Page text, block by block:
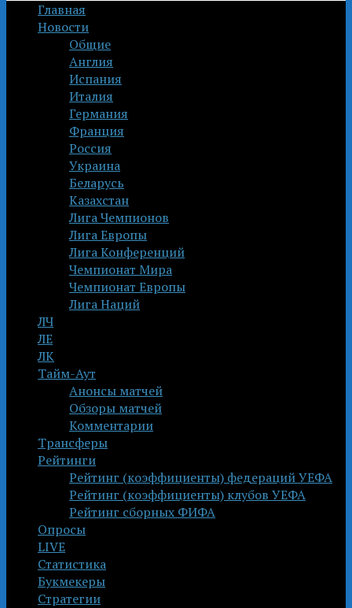
Главная
Новости
Общие
Англия
Испания
Италия
Германия
Франция
Россия
Украина
Беларусь
Казахстан
Лига Чемпионов
Лига Европы
Лига Конференций
Чемпионат Мира
Чемпионат Европы
Лига Наций
ЛЧ
ЛЕ
ЛК
Тайм-Аут
Анонсы матчей
Обзоры матчей
Комментарии
Трансферы
Рейтинги
Рейтинг (коэффициенты) федераций УЕФА
Рейтинг (коэффициенты) клубов УЕФА
Рейтинг сборных ФИФА
Опросы
LIVE
Статистика
Букмекеры
Стратегии